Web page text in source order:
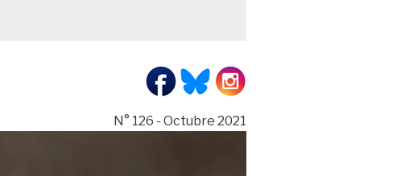
N° 126 - Octubre 2021